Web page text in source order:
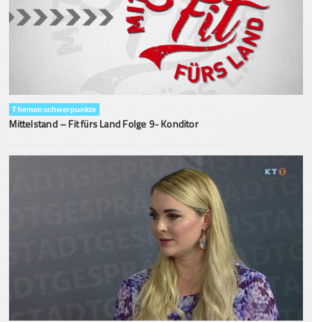
Themenschwerpunkte
Mittelstand – Fit fürs Land Folge 9- Konditor